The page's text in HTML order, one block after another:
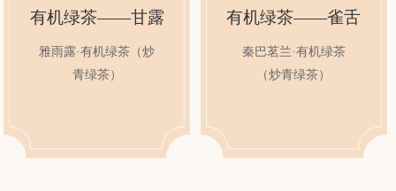
有机绿茶——甘露
雅雨露·有机绿茶（炒
青绿茶）
有机绿茶——雀舌
秦巴茗兰·有机绿茶
（炒青绿茶）